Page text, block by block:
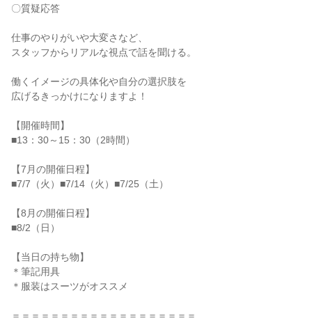
〇質疑応答
仕事のやりがいや大変さなど、
スタッフからリアルな視点で話を聞ける。
働くイメージの具体化や自分の選択肢を
広げるきっかけになりますよ！
【開催時間】
■13：30～15：30（2時間）
【7月の開催日程】
■7/7（火）■7/14（火）■7/25（土）
【8月の開催日程】
■8/2（日）
【当日の持ち物】
＊筆記用具
＊服装はスーツがオススメ
＝＝＝＝＝＝＝＝＝＝＝＝＝＝＝＝＝＝＝